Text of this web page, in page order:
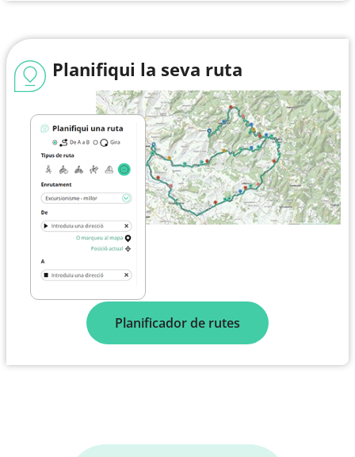
Planifiqui la seva ruta
Planificador de rutes